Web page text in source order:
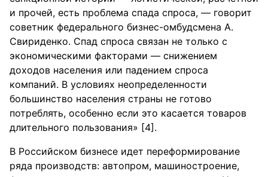
и прочей, есть проблема спада спроса, — говорит
советник федерального бизнес-омбудсмена А.
Свириденко. Спад спроса связан не только с
экономическими факторами — снижением
доходов населения или падением спроса
компаний. В условиях неопределенности
большинство населения страны не готово
потреблять, особенно если это касается товаров
длительного пользования» [4].
В Российском бизнесе идет переформирование
ряда производств: автопром, машиностроение,